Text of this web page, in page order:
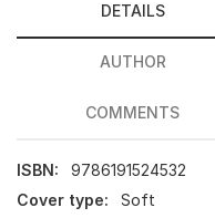
DETAILS
AUTHOR
COMMENTS
ISBN:
9786191524532
Cover type:
Soft